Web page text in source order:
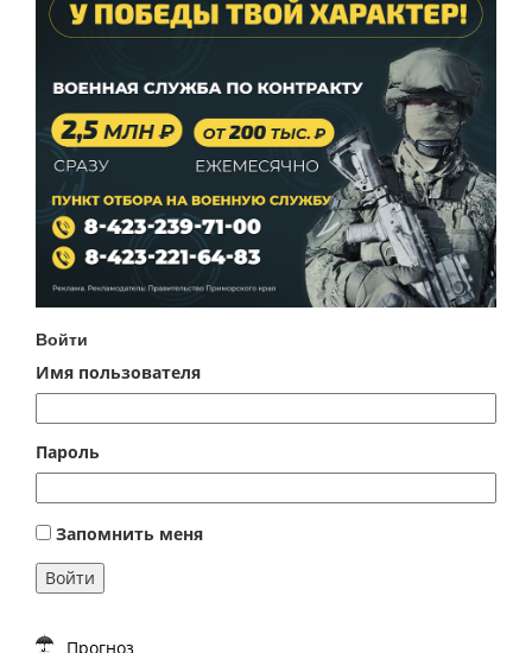
Войти
Имя пользователя
Пароль
Запомнить меня
Войти
Прогноз